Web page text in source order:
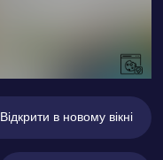
Відкрити в новому вікні